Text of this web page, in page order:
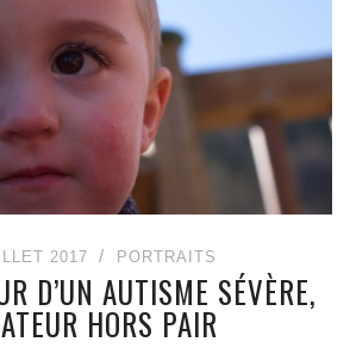
2017 PORTRAITS
D’UN AUTISME SÉVÈRE,
HORS PAIR